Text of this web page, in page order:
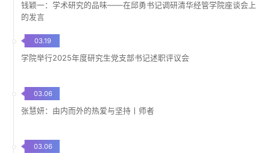
钱颖一：学术研究的品味——在邱勇书记调研清华经管学院座谈会上
的发言
03.19
学院举行2025年度研究生党支部书记述职评议会
03.06
张慧妍：由内而外的热爱与坚持丨师者
03.06